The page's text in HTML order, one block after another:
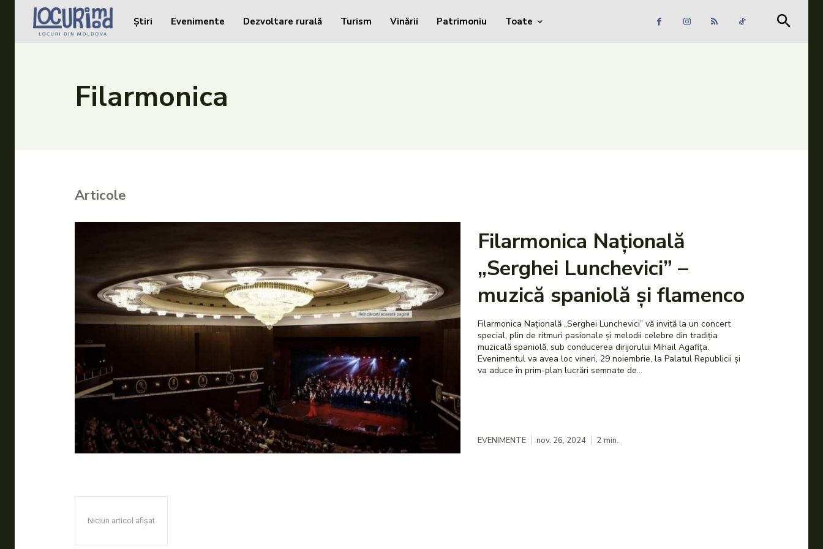
Caută în site...
Caută în site... Căutare
Evenimente
Patrimoniu
Produs Acasă
Știri Evenimente Dezvoltare rurală Turism Vinării Patrimoniu Toate
Filarmonica
Articole
Filarmonica Națională
„Serghei Lunchevici” –
muzică spaniolă și flamenco
Filarmonica Națională „Serghei Lunchevici” vă invită la un concert
special, plin de ritmuri pasionale și melodii celebre din tradiția
muzicală spaniolă, sub conducerea dirijorului Mihail Agafița.
Evenimentul va avea loc vineri, 29 noiembrie, la Palatul Republicii și
va aduce în prim-plan lucrări semnate de...
EVENIMENTE nov. 26, 2024 2 min.
Niciun articol afișat